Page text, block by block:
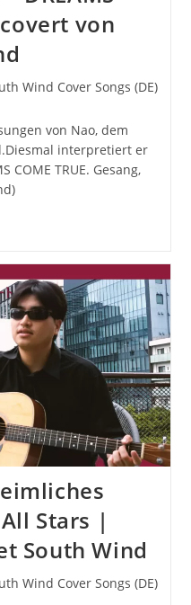
von
Wind Cover Songs (DE)
von Nao, dem
interpretiert er
COME TRUE. Gesang,
Stars |
South Wind
Wind Cover Songs (DE)